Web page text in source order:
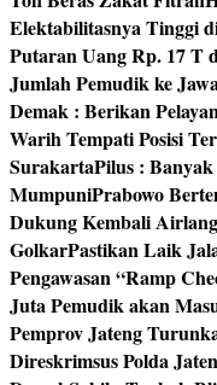
Elektabilitasnya Tinggi
Putaran Uang Rp. 17 T
Jumlah Pemudik ke
Demak : Berikan
Warih Tempati Posisi
SurakartaPilus :
MumpuniPrabowo
Dukung Kembali
GolkarPastikan Laik
Pengawasan “Ramp
Juta Pemudik akan
Pemprov Jateng
Direskrimsus Polda